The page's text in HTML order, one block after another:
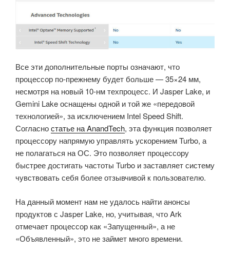
Все эти дополнительные порты означают, что
процессор по-прежнему будет больше — 35×24 мм,
несмотря на новый 10-нм техпроцесс. И Jasper Lake, и
Gemini Lake оснащены одной и той же «передовой
технологией», за исключением Intel Speed Shift.
Согласностатье на AnandTech, эта функция позволяет
процессору напрямую управлять ускорением Turbo, а
не полагаться на ОС. Это позволяет процессору
быстрее достигать частоты Turbo и заставляет систему
чувствовать себя более отзывчивой к пользователю.
На данный момент нам не удалось найти анонсы
продуктов с Jasper Lake, но, учитывая, что Ark
отмечает процессор как «Запущенный», а не
«Объявленный», это не займет много времени.